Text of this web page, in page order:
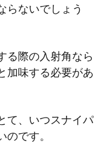
らないでしょう
る際の入射角なら
加味する必要があ
て、いつスナイパ
です。